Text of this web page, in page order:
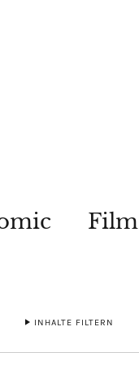
Film
INHALTE FILTERN